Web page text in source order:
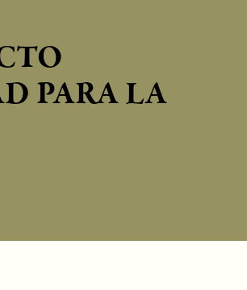
PARA LA